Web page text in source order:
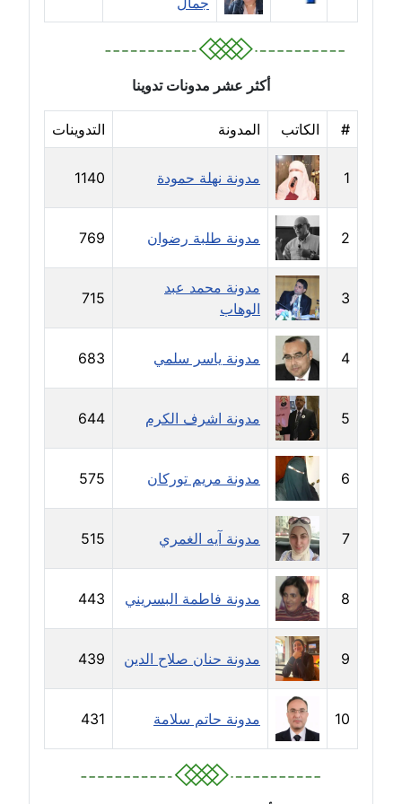
مدونة جهاد عبد الحميد
عاملة
مدونة جواد الحربي
عاملة
مدونة جيهان عفيفي
عاملة
مدونة جيهان عوض
عاملة
مدونة حاتم سلامة
عاملة
مدونة حجازي يونس
عاملة
مدونة حسن رجب
عاملة
مدونة حسن غريب
معلق
مدونة حسن محي الدين
متوفي
مدونة حسين العلي
عاملة
مدونة حسين درمشاكي
أكثر عشر مدونات تدوينا
# الكاتب المدونة التدوينات
1 مدونة نهلة حمودة 1140
2 مدونة طلبة رضوان 769
3
مدونة محمد عبد
الوهاب
715
4 مدونة ياسر سلمي 683
5 مدونة اشرف الكرم 644
6 مدونة مريم توركان 575
7 مدونة آيه الغمري 515
8 مدونة فاطمة البسريني 443
9 مدونة حنان صلاح الدين 439
10 مدونة حاتم سلامة 431